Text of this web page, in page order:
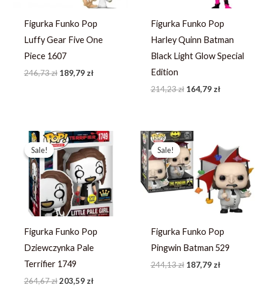
Figurka Funko Pop
Luffy Gear Five One
Piece 1607
246,73zł 189,79zł
Figurka Funko Pop
Harley Quinn Batman
Black Light Glow Special
Edition
214,23zł 164,79zł
Sale!
Sale!
Figurka Funko Pop
Dziewczynka Pale
Terrifier 1749
264,67zł
Pierwotna
cena
wynosiła:
264,67 zł.
203,59zł
Aktualna
cena
wynosi:
203,59 zł.
Sale!
Sale!
Figurka Funko Pop
Pingwin Batman 529
244,13zł
Pierwotna
cena
wynosiła:
244,13 zł.
187,79zł
cena
wynosi:
187,79 zł.